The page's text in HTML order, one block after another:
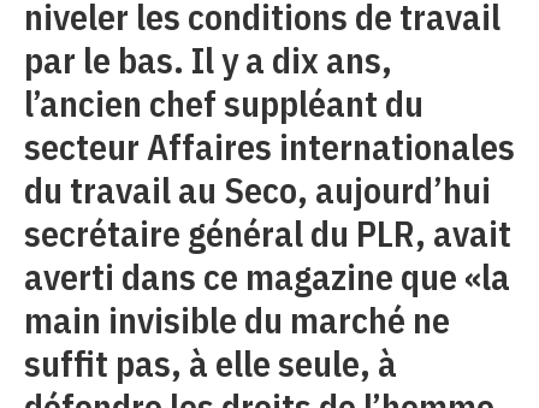
niveler les conditions de travail
par le bas. Il y a dix ans,
l’ancien chef suppléant du
secteur Affaires internationales
du travail au Seco, aujourd’hui
secrétaire général du PLR, avait
averti dans ce magazine que «la
main invisible du marché ne
suffit pas, à elle seule, à